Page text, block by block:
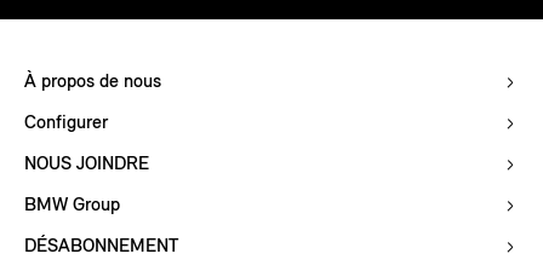
À propos de nous
Configurer
NOUS JOINDRE
BMW Group
DÉSABONNEMENT